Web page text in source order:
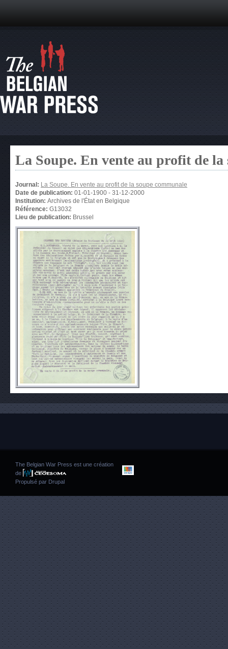
La Soupe. En vente au profit de la
Journal: La Soupe. En vente au profit de la soupe communale
Date de publication: 01-01-1900 - 31-12-2000
Institution: Archives de l'État en Belgique
Référence: G13032
Lieu de publication: Brussel
The Belgian War Press est une création
de
Propulsé par Drupal